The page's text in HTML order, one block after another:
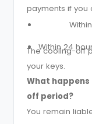
payments if you
Within 24
The cooling-off
your keys.
What
off period?
You remain